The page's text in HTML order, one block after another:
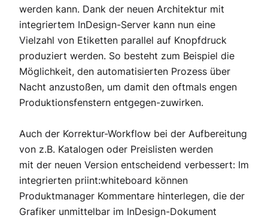
werden kann. Dank der neuen Architektur mit
integriertem InDesign-Server kann nun eine
Vielzahl von Etiketten parallel auf Knopfdruck
produziert werden. So besteht zum Beispiel die
Möglichkeit, den automatisierten Prozess über
Nacht anzustoßen, um damit den oftmals engen
Produktionsfenstern entgegen-zuwirken.
Auch der Korrektur-Workflow bei der Aufbereitung
von z.B. Katalogen oder Preislisten werden
mit der neuen Version entscheidend verbessert: Im
integrierten priint:whiteboard können
Produktmanager Kommentare hinterlegen, die der
Grafiker unmittelbar im InDesign-Dokument